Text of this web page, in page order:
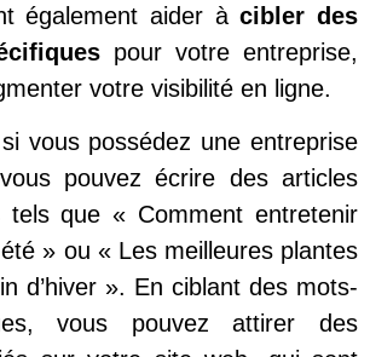
également aider àcibler des
pour votre entreprise,
votre visibilité en ligne.
si vous possédez une entreprise
pouvez écrire des articles
que « Comment entretenir
» ou « Les meilleures plantes
d’hiver ». En ciblant des mots-
vous pouvez attirer des